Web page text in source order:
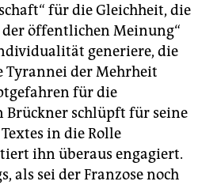
für die Gleichheit, die
öffentlichen Meinung“
generiere, die
Tyrannei der Mehrheit
für die
Brückner schlüpft für seine
in die Rolle
ihn überaus engagiert.
als sei der Franzose noch